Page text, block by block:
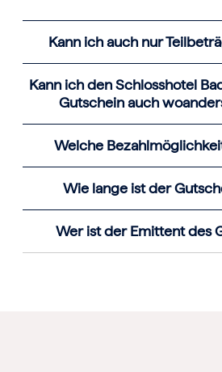
Kann ich auch nur
Kann ich den Schlosshotel
Gutschein auch
Welche
Wie lange ist der
Wer ist der Emittent des